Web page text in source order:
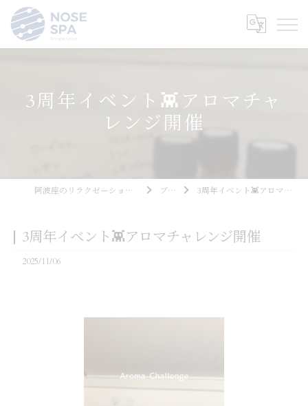
3周年イベント👾アロマチャ
レンジ開催
阿波座のリラクゼーションならNOSE SPA ブログ 3周年イベント👾アロマチャレンジ開催
3周年イベント👾アロマチャレンジ開催
2025/11/06